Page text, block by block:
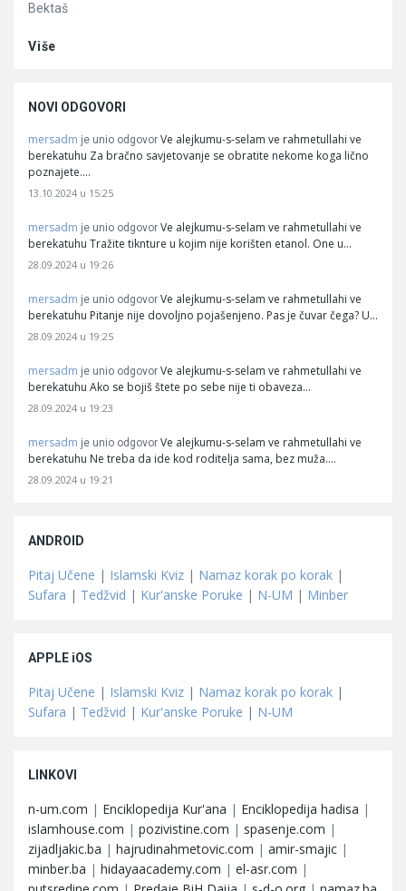
Bektaš
Više
NOVI ODGOVORI
mersadm je unio odgovor Ve alejkumu-s-selam ve rahmetullahi ve
berekatuhu Za bračno savjetovanje se obratite nekome koga lično
poznajete.…
13.10.2024 u 15:25
mersadm je unio odgovor Ve alejkumu-s-selam ve rahmetullahi ve
berekatuhu Tražite tiknture u kojim nije korišten etanol. One u…
28.09.2024 u 19:26
mersadm je unio odgovor Ve alejkumu-s-selam ve rahmetullahi ve
berekatuhu Pitanje nije dovoljno pojašenjeno. Pas je čuvar čega? U…
28.09.2024 u 19:25
mersadm je unio odgovor Ve alejkumu-s-selam ve rahmetullahi ve
berekatuhu Ako se bojiš štete po sebe nije ti obaveza…
28.09.2024 u 19:23
mersadm je unio odgovor Ve alejkumu-s-selam ve rahmetullahi ve
berekatuhu Ne treba da ide kod roditelja sama, bez muža.…
28.09.2024 u 19:21
ANDROID
Pitaj Učene | Islamski Kviz | Namaz korak po korak |
Sufara | Tedžvid | Kur'anske Poruke | N-UM | Minber
APPLE iOS
Pitaj Učene | Islamski Kviz | Namaz korak po korak |
Sufara | Tedžvid | Kur'anske Poruke | N-UM
LINKOVI
n-um.com | Enciklopedija Kur'ana | Enciklopedija hadisa |
islamhouse.com | pozivistine.com | spasenje.com |
zijadljakic.ba | hajrudinahmetovic.com | amir-smajic |
minber.ba | hidayaacademy.com | el-asr.com |